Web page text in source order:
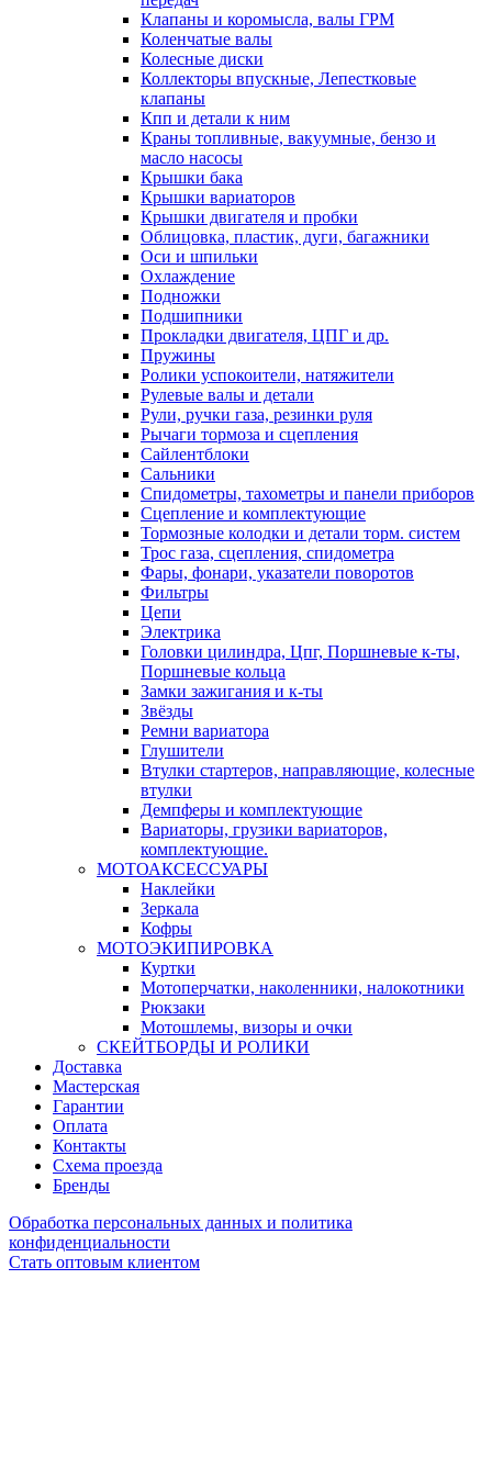
Клапаны и коромысла, валы ГРМ
Коленчатые валы
Колесные диски
Коллекторы впускные, Лепестковые
клапаны
Кпп и детали к ним
Краны топливные, вакуумные, бензо и
масло насосы
Крышки бака
Крышки вариаторов
Крышки двигателя и пробки
Облицовка, пластик, дуги, багажники
Оси и шпильки
Охлаждение
Подножки
Подшипники
Прокладки двигателя, ЦПГ и др.
Пружины
Ролики успокоители, натяжители
Рулевые валы и детали
Рули, ручки газа, резинки руля
Рычаги тормоза и сцепления
Сайлентблоки
Сальники
Спидометры, тахометры и панели приборов
Сцепление и комплектующие
Тормозные колодки и детали торм. систем
Трос газа, сцепления, спидометра
Фары, фонари, указатели поворотов
Фильтры
Цепи
Электрика
Головки цилиндра, Цпг, Поршневые к-ты,
Поршневые кольца
Замки зажигания и к-ты
Звёзды
Ремни вариатора
Глушители
Втулки стартеров, направляющие, колесные
втулки
Демпферы и комплектующие
Вариаторы, грузики вариаторов,
комплектующие.
МОТОАКСЕССУАРЫ
Наклейки
Зеркала
Кофры
МОТОЭКИПИРОВКА
Куртки
Мотоперчатки, наколенники, налокотники
Рюкзаки
Мотошлемы, визоры и очки
СКЕЙТБОРДЫ И РОЛИКИ
Доставка
Мастерская
Гарантии
Оплата
Контакты
Схема проезда
Бренды
Обработка персональных данных и политика
конфиденциальности
Стать оптовым клиентом